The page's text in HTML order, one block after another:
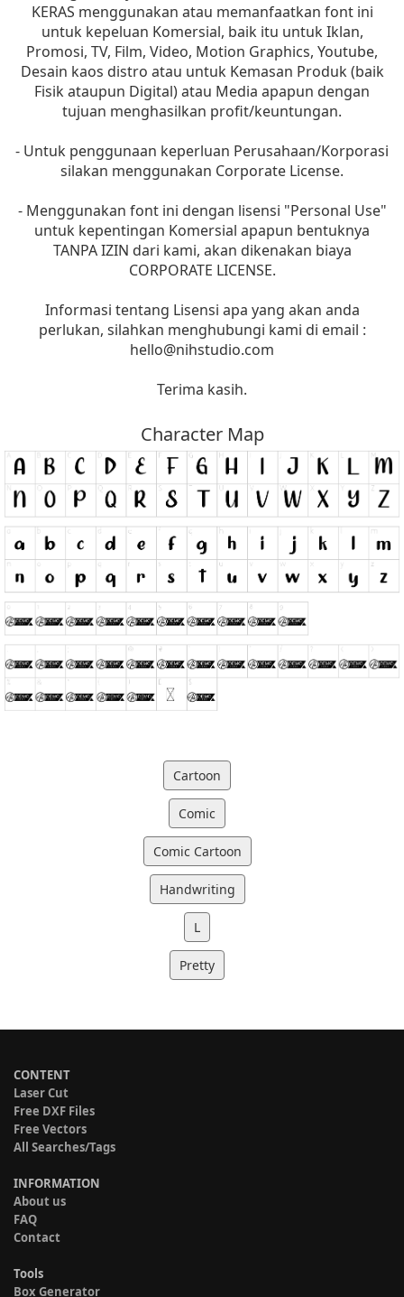
KERAS menggunakan atau memanfaatkan font ini
untuk kepeluan Komersial, baik itu untuk Iklan,
Promosi, TV, Film, Video, Motion Graphics, Youtube,
Desain kaos distro atau untuk Kemasan Produk (baik
Fisik ataupun Digital) atau Media apapun dengan
tujuan menghasilkan profit/keuntungan.
- Untuk penggunaan keperluan Perusahaan/Korporasi
silakan menggunakan Corporate License.
- Menggunakan font ini dengan lisensi "Personal Use"
untuk kepentingan Komersial apapun bentuknya
TANPA IZIN dari kami, akan dikenakan biaya
CORPORATE LICENSE.
Informasi tentang Lisensi apa yang akan anda
perlukan, silahkan menghubungi kami di email :
hello@nihstudio.com
Terima kasih.
Character Map
Cartoon
Comic
Comic Cartoon
Handwriting
L
Pretty
CONTENT
Laser Cut
Free DXF Files
Free Vectors
All Searches/Tags
INFORMATION
About us
FAQ
Contact
Tools
Box Generator